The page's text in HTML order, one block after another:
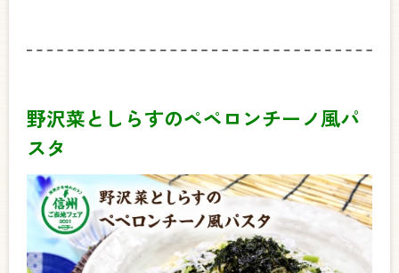
野沢菜としらすのペペロンチーノ風パ
スタ